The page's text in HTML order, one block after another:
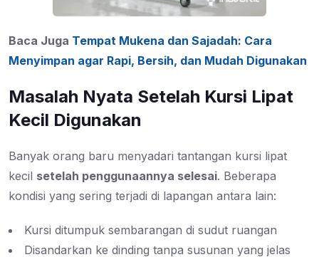
Baca Juga Tempat Mukena dan Sajadah: Cara
Menyimpan agar Rapi, Bersih, dan Mudah Digunakan
Masalah Nyata Setelah Kursi Lipat
Kecil Digunakan
Banyak orang baru menyadari tantangan kursi lipat
kecil setelah penggunaannya selesai. Beberapa
kondisi yang sering terjadi di lapangan antara lain:
Kursi ditumpuk sembarangan di sudut ruangan
Disandarkan ke dinding tanpa susunan yang jelas